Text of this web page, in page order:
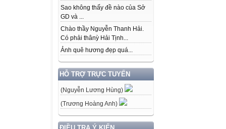
Sao không thấy đề nào của Sở
GD và ...
Chào thầy Nguyễn Thanh Hải.
Có phải thânỳ Hải Tịnh...
Ảnh quê hương đẹp quá...
HỖ TRỢ TRỰC TUYẾN
(Nguyễn Lương Hùng)
(Trương Hoàng Anh)